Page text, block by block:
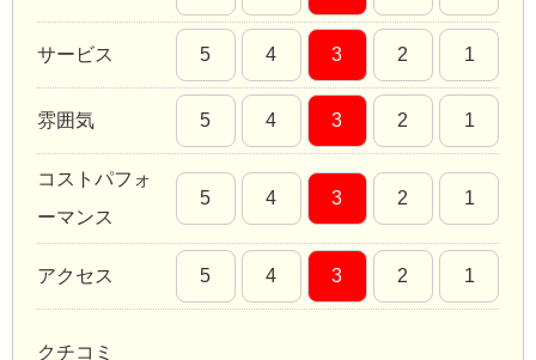
サービス 5 4 3 2 1
雰囲気 5 4 3 2 1
コストパフォ
ーマンス
5 4 3 2 1
アクセス 5 4 3 2 1
クチコミ